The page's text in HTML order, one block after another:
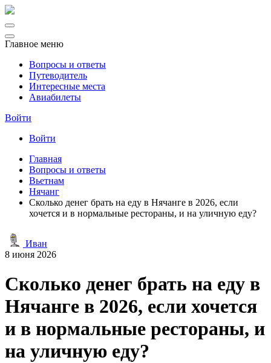
Главное меню
Вопросы и ответы
Путеводитель
Интересные места
Авиабилеты
Войти
Войти
Главная
Вопросы и ответы
Вьетнам
Нячанг
Сколько денег брать на еду в Нячанге в 2026, если
хочется и в нормальные рестораны, и на уличную еду?
Иван
8 июня 2026
Сколько денег брать на еду в
Нячанге в 2026, если хочется
и в нормальные рестораны, и
на уличную еду?